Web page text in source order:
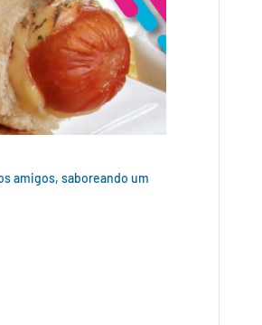
amigos, saboreando um